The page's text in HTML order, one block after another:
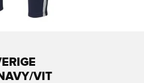
VIT